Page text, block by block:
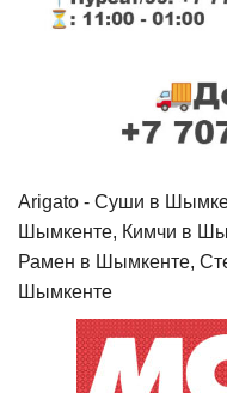
Arigato - Cуши в
Шымкенте, Кимчи в
Рамен в Шымкенте,
Шымкенте